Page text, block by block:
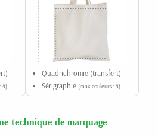
4)
Quadrichromie (transfert)
Sérigraphie (max couleurs : 4)
technique de marquage